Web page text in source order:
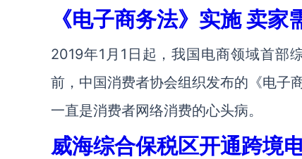
《电子商务法》实施 卖家
2019年1月1日起，我国电商领域首部
前，中国消费者协会组织发布的《电子
一直是消费者网络消费的心头病。
威海综合保税区开通跨境